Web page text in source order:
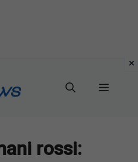
Menu
rossi: